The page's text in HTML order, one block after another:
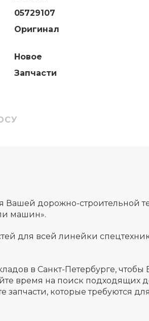
05729107
Оригинал
Новое
Запчасти
дорожно-строительной
машин».
для всей линейки
в Санкт-Петербурге, чтобы
время на поиск подходящих
запчасти, которые требуются